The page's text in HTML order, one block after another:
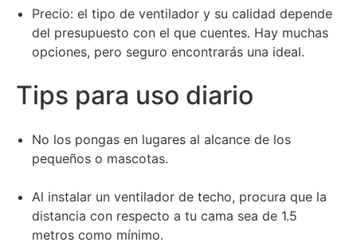
Precio: el tipo de ventilador y su calidad depende
del presupuesto con el que cuentes. Hay muchas
opciones, pero seguro encontrarás una ideal.
Tips para uso diario
No los pongas en lugares al alcance de los
pequeños o mascotas.
Al instalar un ventilador de techo, procura que la
distancia con respecto a tu cama sea de 1.5
metros como mínimo.